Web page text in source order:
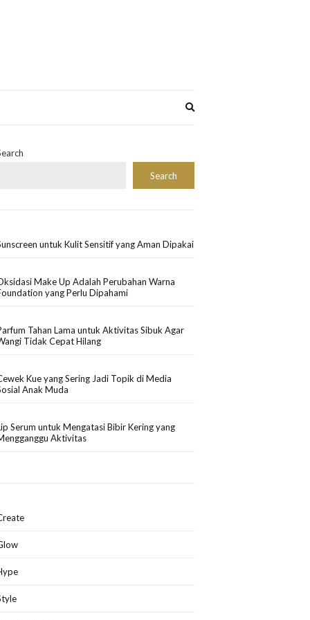
Search
untuk Kulit Sensitif yang Aman Dipakai
Make Up Adalah Perubahan Warna
yang Perlu Dipahami
Tahan Lama untuk Aktivitas Sibuk Agar
Tidak Cepat Hilang
Kue yang Sering Jadi Topik di Media
Anak Muda
Serum untuk Mengatasi Bibir Kering yang
Aktivitas